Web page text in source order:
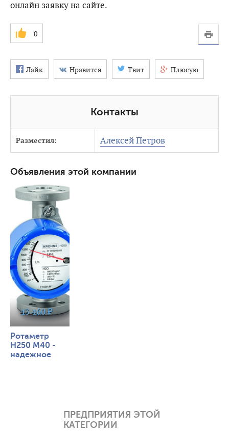
онлайн заявку на сайте.
0
Лайк Нравится Твит Плюсую
Контакты
Разместил: Алексей Петров
Объявления этой компании
43 460 ₽
Ротаметр
H250 M40 -
надежное
ПРЕДПРИЯТИЯ ЭТОЙ
КАТЕГОРИИ